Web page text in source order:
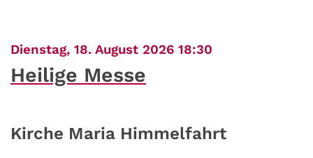
Dienstag, 18. August 2026 18:30
Heilige Messe
Kirche Maria Himmelfahrt